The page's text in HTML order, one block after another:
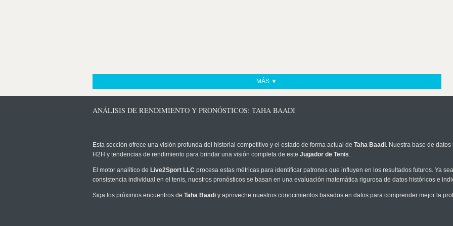
MÁS ▼
ANÁLISIS DE RENDIMIENTO Y PRONÓSTICOS: TAHA BAADI
Esta sección ofrece una visión profunda del historial competitivo y el estado de forma actual de Taha Baadi. Nuestra base de
H2H y tendencias de rendimiento para brindar una visión completa de este Jugador de Tenis.
El motor analítico de Live2Sport LLC procesa estas métricas para identificar patrones que influyen en los resultados futuros. Ya
consistencia individual en el tenis, nuestros pronósticos se basan en una evaluación matemática rigurosa de datos históricos e
Siga los próximos encuentros de Taha Baadi y aproveche nuestros conocimientos basados en datos para comprender mejor la